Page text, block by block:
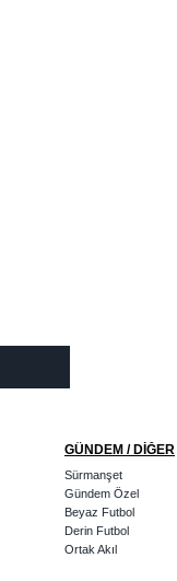
GÜNDEM / DİĞER
Sürmanşet
Gündem Özel
Beyaz Futbol
Derin Futbol
Ortak Akıl